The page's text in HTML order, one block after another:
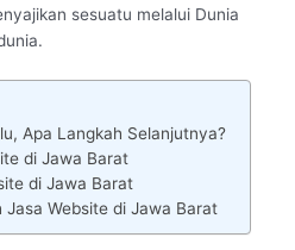
sesuatu melalui Dunia
Apa Langkah Selanjutnya?
di Jawa Barat
di Jawa Barat
Jasa Website di Jawa Barat